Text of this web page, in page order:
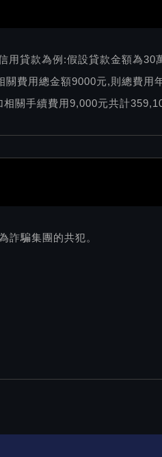
用貸款為例:假設貸款金額為30
費用總金額9000元,則總費用
關手續費用9,000元共計
詐騙集團的共犯。